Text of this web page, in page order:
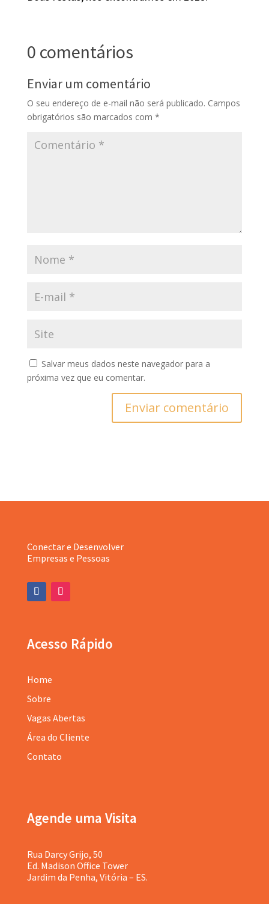
0 comentários
Enviar um comentário
O seu endereço de e-mail não será publicado. Campos
obrigatórios são marcados com *
Salvar meus dados neste navegador para a
próxima vez que eu comentar.
Enviar comentário
Conectar e Desenvolver
Empresas e Pessoas
Acesso Rápido
Home
Sobre
Vagas Abertas
Área do Cliente
Contato
Agende uma Visita
Rua Darcy Grijo, 50
Ed. Madison Office Tower
Jardim da Penha, Vitória – ES.